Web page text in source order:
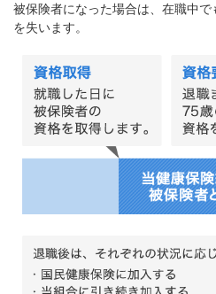
被保険者になった場合は、在職中
を失います。